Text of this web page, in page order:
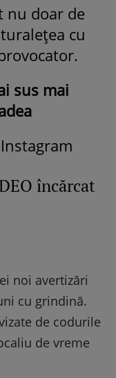
nu doar de
cu
sus mai
încărcat
noi avertizări
cu grindină.
de codurile
de vreme